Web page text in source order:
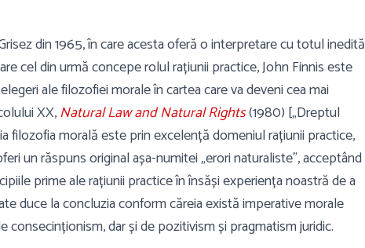
din 1965, în care acesta oferă o interpretare cu totul inedită
cel din urmă concepe rolul rațiunii practice, John Finnis este
ale filozofiei morale în cartea care va deveni cea mai
XX,Natural Law and Natural Rights(1980) [„Dreptul
filozofia morală este prin excelență domeniul rațiunii practice,
un răspuns original așa-numitei „erori naturaliste”, acceptând
prime ale rațiunii practice în însăși experiența noastră de a
duce la concluzia conform căreia există imperative morale
dar și de pozitivism și pragmatism juridic.